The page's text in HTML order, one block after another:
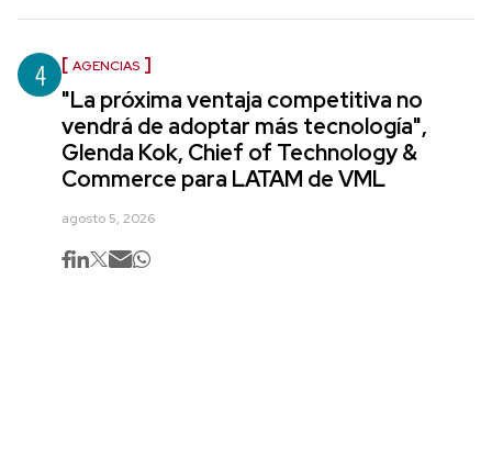
4 AGENCIAS
"La próxima ventaja competitiva no
vendrá de adoptar más tecnología",
Glenda Kok, Chief of Technology &
Commerce para LATAM de VML
agosto 5, 2026